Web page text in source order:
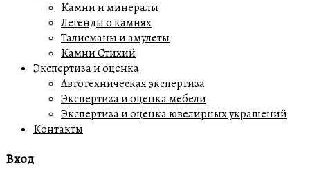
Камни и минералы
Легенды о камнях
Талисманы и амулеты
Камни Стихий
Экспертиза и оценка
Автотехническая экспертиза
Экспертиза и оценка мебели
Экспертиза и оценка ювелирных украшений
Контакты
Вход